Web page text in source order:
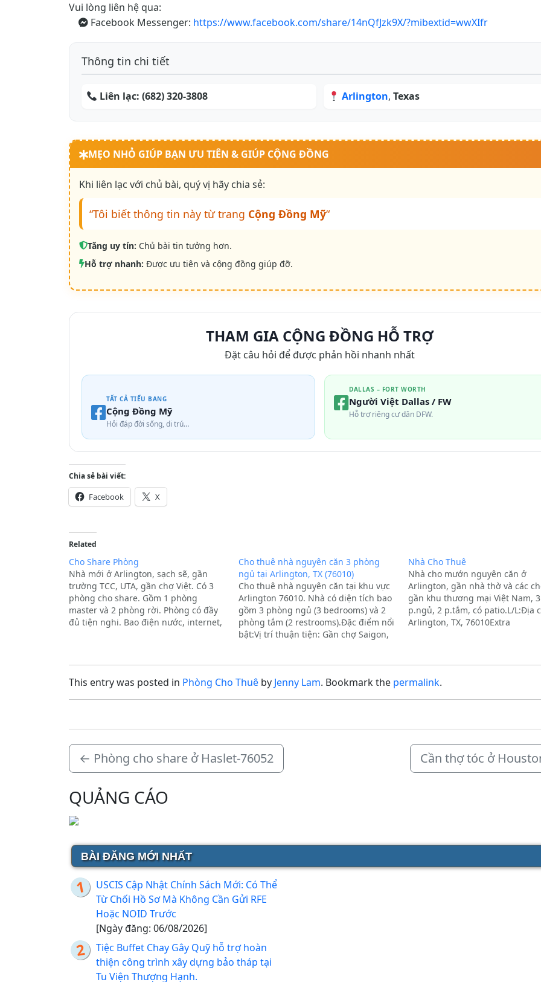
Vui lòng liên hệ qua:
Facebook Messenger: https://www.facebook.com/share/14nQfJzk9X/?mibextid=wwXIfr
Thông tin chi tiết
Liên lạc:(682) 320-3808 Arlington, Texas
MẸO NHỎ GIÚP BẠN ƯU TIÊN & GIÚP CỘNG ĐỒNG
Khi liên lạc với chủ bài, quý vị hãy chia sẻ:
“Tôi biết thông tin này từ trang Cộng Đồng Mỹ“
Tăng uy tín: Chủ bài tin tưởng hơn.
Hỗ trợ nhanh: Được ưu tiên và cộng đồng giúp đỡ.
THAM GIA CỘNG ĐỒNG HỖ TRỢ
Đặt câu hỏi để được phản hồi nhanh nhất
TẤT CẢ TIỂU BANG
Cộng Đồng Mỹ
Hỏi đáp đời sống, di trú…
DALLAS – FORT WORTH
Người Việt Dallas / FW
Hỗ trợ riêng cư dân DFW.
Chia sẻ bài viết:
Facebook X
Related
Cho Share Phòng
Nhà mới ở Arlington, sạch sẽ, gần
trường TCC, UTA, gần chợ Việt. Có 3
phòng cho share. Gồm 1 phòng
master và 2 phòng rời. Phòng có đầy
đủ tiện nghi. Bao điện nước, internet,
Cho thuê nhà nguyên căn 3 phòng
ngủ tại Arlington, TX (76010)
Cho thuê nhà nguyên căn tại khu vực
Arlington 76010. Nhà có diện tích bao
gồm 3 phòng ngủ (3 bedrooms) và 2
phòng tắm (2 restrooms).Đặc điểm nổi
bật:Vị trí thuận tiện: Gần chợ Saigon,
Nhà Cho Thuê
Nhà cho mướn nguyên căn ở
Arlington, gần nhà thờ và các
gần khu thương mại Việt Nam, 3
p.ngủ, 2 p.tắm, có patio.L/L:Địa
Arlington, TX, 76010Extra
This entry was posted in Phòng Cho Thuê by Jenny Lam. Bookmark the permalink.
← Phòng cho share ở Haslet-76052 Cần thợ tóc ở
QUẢNG CÁO
BÀI ĐĂNG MỚI NHẤT
USCIS Cập Nhật Chính Sách Mới: Có Thể
Từ Chối Hồ Sơ Mà Không Cần Gửi RFE
Hoặc NOID Trước
[Ngày đăng: 06/08/2026]
Tiệc Buffet Chay Gây Quỹ hỗ trợ hoàn
thiện công trình xây dựng bảo tháp tại
Tu Viện Thượng Hạnh.